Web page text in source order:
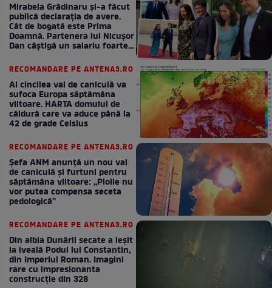
Mirabela Grădinaru și-a făcut
publică declarația de avere.
Cât de bogată este Prima
Doamnă. Partenera lui Nicușor
Dan câștigă un salariu foarte
RECOMANDARE PE ANTENA3.RO
Al cincilea val de caniculă va
sufoca Europa săptămâna
viitoare. HARTA domului de
căldură care va aduce până la
42 de grade Celsius
RECOMANDARE PE ANTENA3.RO
Șefa ANM anunță un nou val
de caniculă și furtuni pentru
săptămâna viitoare: „Ploile nu
vor putea compensa seceta
pedologică”
RECOMANDARE PE ANTENA3.RO
Din albia Dunării secate a ieșit
la iveală Podul lui Constantin,
din Imperiul Roman. Imagini
rare cu impresionanta
construcție din 328